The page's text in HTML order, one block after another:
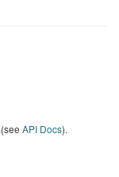
(see API Docs).